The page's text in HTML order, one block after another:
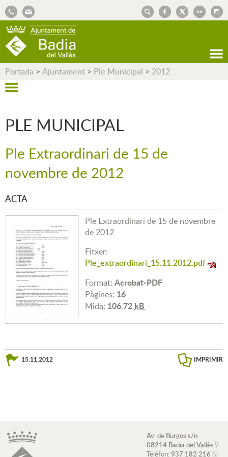
Portada > Ajuntament > Ple Municipal > 2012
PLE MUNICIPAL
Ple Extraordinari de 15 de
novembre de 2012
ACTA
Ple Extraordinari de 15 de novembre
de 2012
Fitxer:
Ple_extraordinari_15.11.2012.pdf
Format: Acrobat-PDF
Pàgines: 16
Mida: 106.72 kB
15.11.2012 IMPRIMIR
Av. de Burgos s/n
08214 Badia del Vallès
Telèfon:937 182 216